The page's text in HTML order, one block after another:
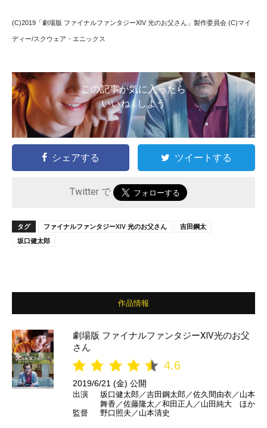
(C)2019「劇場版 ファイナルファンタジーXIV 光のお父さん」製作委員会 (C)マイ
ディー/スクウェア・エニックス
この記事が気に入ったら
いいね ! しよう
シェアする ツイートする
Twitter で
タグ ファイナルファンタジーXIV 光のお父さん
吉田鋼太
坂口健太郎
作品情報
劇場版 ファイナルファンタジーXIV光のお父
さん
4.6
2019/6/21 (金) 公開
出演
坂口健太郎／吉田鋼太郎／佐久間由衣／山本
舞香／佐藤隆太／和田正人／山田純大 ほか
監督
野口照夫／山本清史